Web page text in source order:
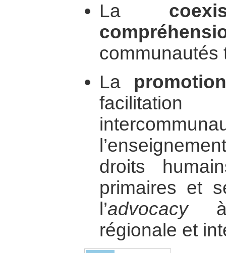
La
communautés
La
droits
primaires et
l’advocacyà
régionale et